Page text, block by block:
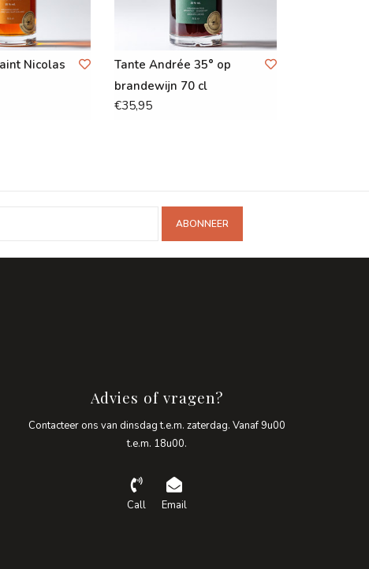
Nicolas
Tante Andrée 35° op
brandewijn 70 cl
€35,95
ABONNEER
Advies of vragen?
Contacteer ons van dinsdag t.e.m. zaterdag. Vanaf 9u00
t.e.m. 18u00.
Call Email